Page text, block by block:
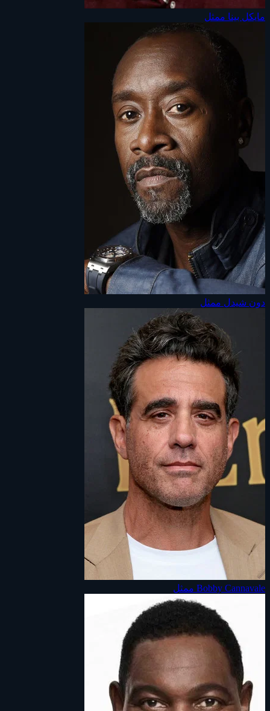
مايكل بينا ممثل
دون شيدل ممثل
Bobby Cannavale ممثل